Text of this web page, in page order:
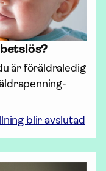
är föräldraledig
blir avslutad